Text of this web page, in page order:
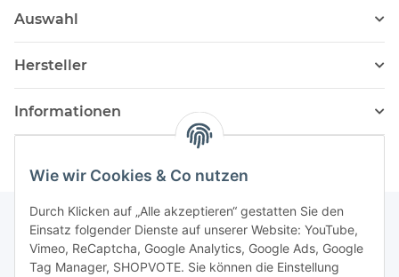
Wie wir Cookies & Co nutzen
Durch Klicken auf „Alle akzeptieren“ gestatten Sie den
Einsatz folgender Dienste auf unserer Website: YouTube,
Vimeo, ReCaptcha, Google Analytics, Google Ads, Google
Tag Manager, SHOPVOTE. Sie können die Einstellung
Auswahl
Hersteller
Informationen
Newsletter Abonnieren